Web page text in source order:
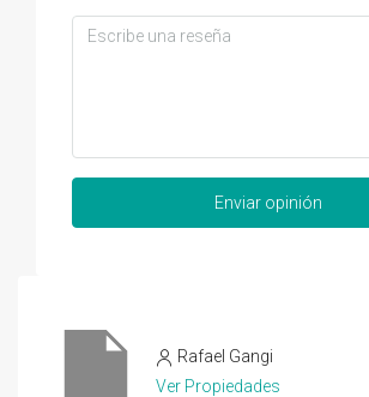
Enviar opinión
Rafael Gangi
Ver Propiedades